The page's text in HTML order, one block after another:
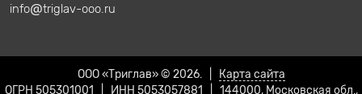
info triglav-ooo.ru
ООО «Триглав» © 2026. |
Карта сайта
ОГРН 505301001 | ИНН 5053057881 | 144000, Московская обл.,